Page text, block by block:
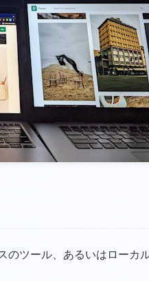
ツール、あるいはローカ